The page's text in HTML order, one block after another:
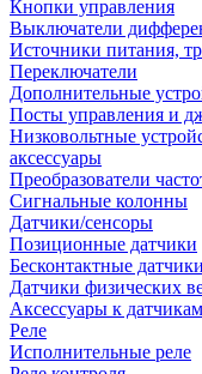
Кнопки управления
Выключатели
Источники питания,
Переключатели
Дополнительные
Посты управления и
Низковольтные
аксессуары
Преобразователи
Сигнальные колонны
Датчики/сенсоры
Позиционные датчики
Бесконтактные датчики
Датчики физических
Аксессуары к датчикам
Реле
Исполнительные реле